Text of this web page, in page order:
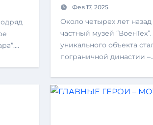
Фев 17, 2025
Около четырех лет назад в Бресте открылся
частный музей
уникального объекта
пограничной династии